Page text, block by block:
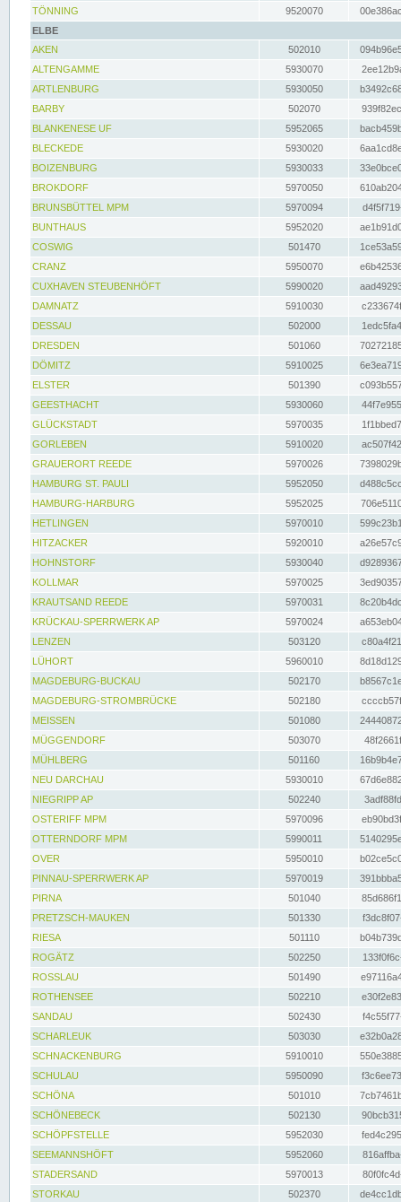
TÖNNING
9520070
ELBE
AKEN
502010
ALTENGAMME
5930070
ARTLENBURG
5930050
BARBY
502070
BLANKENESE UF
5952065
BLECKEDE
5930020
BOIZENBURG
5930033
BROKDORF
5970050
BRUNSBÜTTEL MPM
5970094
BUNTHAUS
5952020
COSWIG
501470
CRANZ
5950070
CUXHAVEN STEUBENHÖFT
5990020
DAMNATZ
5910030
DESSAU
502000
DRESDEN
501060
DÖMITZ
5910025
ELSTER
501390
GEESTHACHT
5930060
GLÜCKSTADT
5970035
GORLEBEN
5910020
GRAUERORT REEDE
5970026
HAMBURG ST. PAULI
5952050
HAMBURG-HARBURG
5952025
HETLINGEN
5970010
HITZACKER
5920010
HOHNSTORF
5930040
KOLLMAR
5970025
KRAUTSAND REEDE
5970031
KRÜCKAU-SPERRWERK AP
5970024
LENZEN
503120
LÜHORT
5960010
MAGDEBURG-BUCKAU
502170
MAGDEBURG-STROMBRÜCKE
502180
MEISSEN
501080
MÜGGENDORF
503070
MÜHLBERG
501160
NEU DARCHAU
5930010
NIEGRIPP AP
502240
OSTERIFF MPM
5970096
OTTERNDORF MPM
5990011
OVER
5950010
PINNAU-SPERRWERK AP
5970019
PIRNA
501040
PRETZSCH-MAUKEN
501330
RIESA
501110
ROGÄTZ
502250
ROSSLAU
501490
ROTHENSEE
502210
SANDAU
502430
SCHARLEUK
503030
SCHNACKENBURG
5910010
SCHULAU
5950090
SCHÖNA
501010
SCHÖNEBECK
502130
SCHÖPFSTELLE
5952030
SEEMANNSHÖFT
5952060
STADERSAND
5970013
STORKAU
502370